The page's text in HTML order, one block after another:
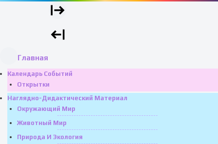
Главная
Календарь Событий
Открытки
Наглядно-Дидактический Материал
Окружающий Мир
Животный Мир
Природа И Экология